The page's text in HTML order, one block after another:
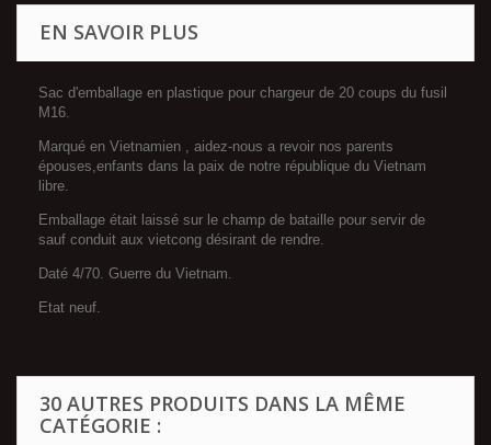
EN SAVOIR PLUS
Sac d'emballage en plastique pour chargeur de 20 coups du fusil
M16.
Marqué en Vietnamien , aidez-nous a revoir nos parents
épouses,enfants dans la paix de notre république du Vietnam
libre.
Emballage était laissé sur le champ de bataille pour servir de
sauf conduit aux vietcong désirant de rendre.
Daté 4/70. Guerre du Vietnam.
Etat neuf.
30 AUTRES PRODUITS DANS LA MÊME
CATÉGORIE :